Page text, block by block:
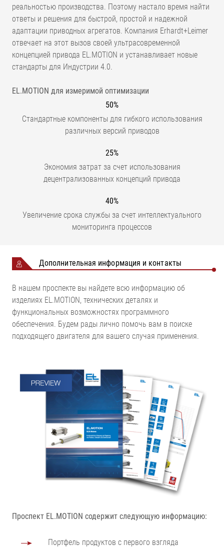
реальностью производства. Поэтому настало время найти
ответы и решения для быстрой, простой и надежной
адаптации приводных агрегатов. Компания Erhardt+Leimer
отвечает на этот вызов своей ультрасовременной
концепцией привода EL.MOTION и устанавливает новые
стандарты для Индустрии 4.0.
EL.MOTION для измеримой оптимизации
50%
Стандартные компоненты для гибкого использования
различных версий приводов
25%
Экономия затрат за счет использования
децентрализованных концепций привода
40%
Увеличение срока службы за счет интеллектуального
мониторинга процессов
Дополнительная информация и контакты
В нашем проспекте вы найдете всю информацию об
изделиях EL.MOTION, технических деталях и
функциональных возможностях программного
обеспечения. Будем рады лично помочь вам в поиске
подходящего двигателя для вашего случая применения.
Проспект EL.MOTION содержит следующую информацию:
Портфель продуктов с первого взгляда